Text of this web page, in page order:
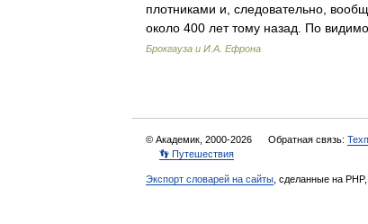
плотниками и, следовательно,
около 400 лет тому назад. По
Брокгауза и И.А. Ефрона
© Академик, 2000-2026 Обратная связь:
👣 Путешествия
Экспорт словарей на сайты , сделанные на PHP,